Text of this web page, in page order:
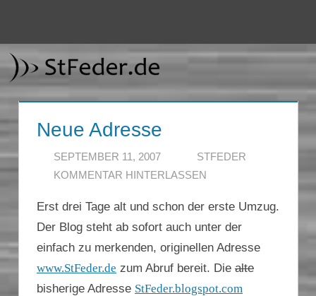
springen
Neue Adresse
SEPTEMBER 11, 2007
STFEDER
KOMMENTAR HINTERLASSEN
Erst drei Tage alt und schon der erste Umzug.
Der Blog steht ab sofort auch unter der
einfach zu merkenden, originellen Adresse
www.StFeder.de zum Abruf bereit. Die alte
bisherige Adresse StFeder.blogspot.com